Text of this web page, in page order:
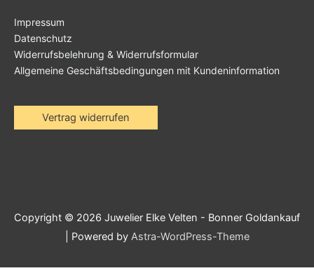
Impressum
Datenschutz
Widerrufsbelehrung & Widerrufsformular
Allgemeine Geschäftsbedingungen mit Kundeninformation
Vertrag widerrufen
Copyright © 2026 Juwelier Elke Velten - Bonner Goldankauf
| Powered by Astra-WordPress-Theme